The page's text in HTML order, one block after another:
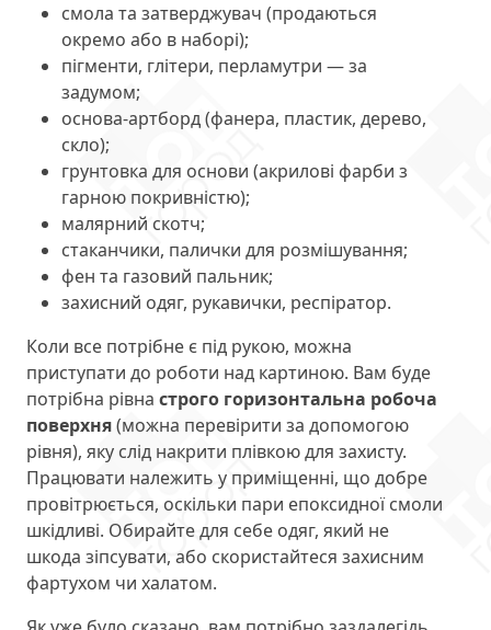
смола та затверджувач (продаються
окремо або в наборі);
пігменти, глітери, перламутри — за
задумом;
основа-артборд (фанера, пластик, дерево,
скло);
грунтовка для основи (акрилові фарби з
гарною покривністю);
малярний скотч;
стаканчики, палички для розмішування;
фен та газовий пальник;
захисний одяг, рукавички, респіратор.
Коли все потрібне є під рукою, можна
приступати до роботи над картиною. Вам буде
потрібна рівна строго горизонтальна робоча
поверхня(можна перевірити за допомогою
рівня), яку слід накрити плівкою для захисту.
Працювати належить у приміщенні, що добре
провітрюється, оскільки пари епоксидної смоли
шкідливі. Обирайте для себе одяг, який не
шкода зіпсувати, або скористайтеся захисним
фартухом чи халатом.